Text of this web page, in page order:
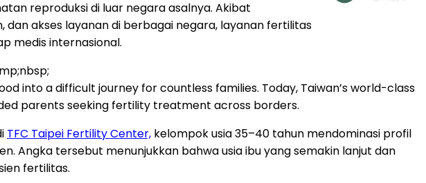
reproduksi di luar negara asalnya. Akibat
akses layanan di berbagai negara, layanan fertilitas
medis internasional.
into a difficult journey for countless families. Today, Taiwan’s world-class
parents seeking fertility treatment across borders.
TFC Taipei Fertility Center, kelompok usia 35–40 tahun mendominasi profil
Angka tersebut menunjukkan bahwa usia ibu yang semakin lanjut dan
fertilitas.